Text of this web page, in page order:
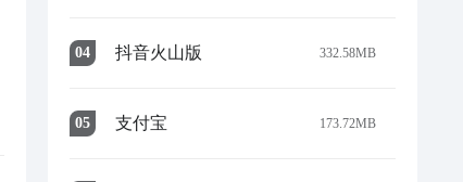
04 抖音火山版 332.58MB
05 支付宝 173.72MB